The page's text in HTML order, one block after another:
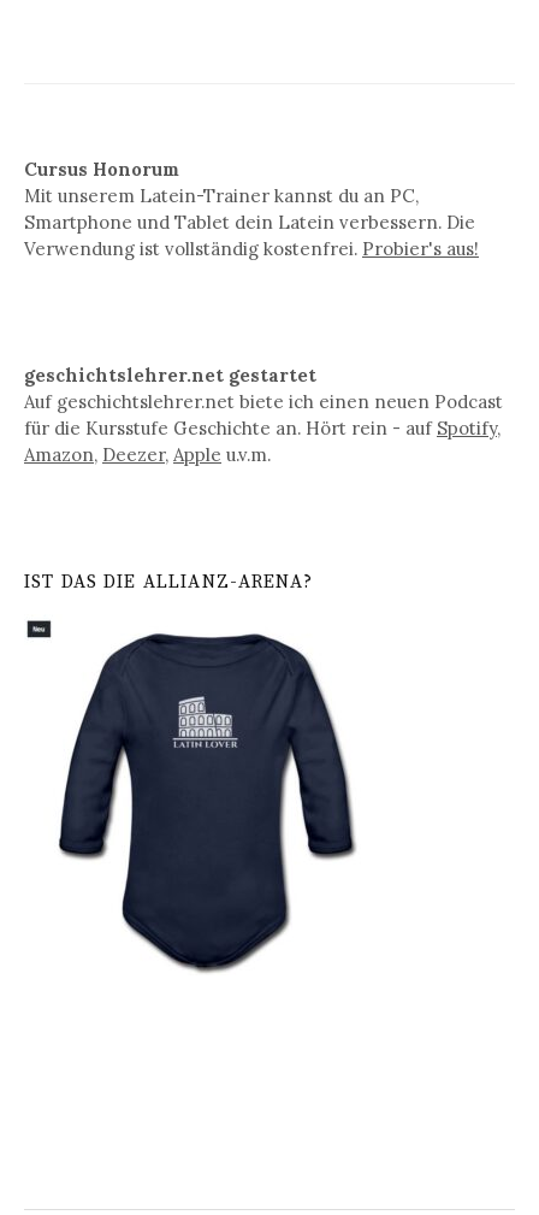
Cursus Honorum
Mit unserem Latein-Trainer kannst du an PC,
Smartphone und Tablet dein Latein verbessern. Die
Verwendung ist vollständig kostenfrei. Probier's aus!
geschichtslehrer.net gestartet
Auf geschichtslehrer.net biete ich einen neuen Podcast
für die Kursstufe Geschichte an. Hört rein - auf Spotify,
Amazon, Deezer, Apple u.v.m.
IST DAS DIE ALLIANZ-ARENA?